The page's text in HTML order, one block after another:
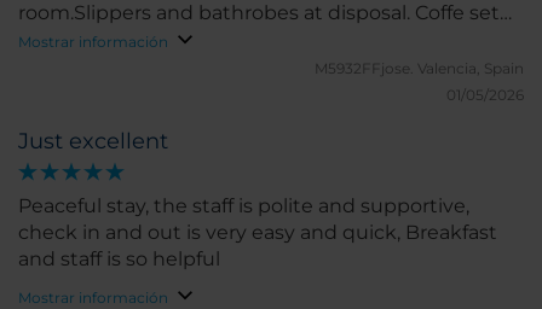
room.Slippers and bathrobes at disposal. Coffe set
and hotwater device in perfect order. Fridge
supplies provided. Check out quick and easy. To
Mostrar información
M5932FFjose. Valencia, Spain
01/05/2026
Just excellent
Peaceful stay, the staff is polite and supportive,
check in and out is very easy and quick, Breakfast
and staff is so helpful
Mostrar información